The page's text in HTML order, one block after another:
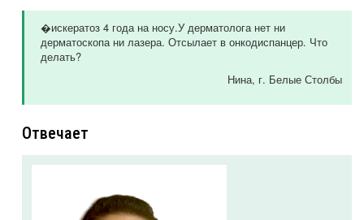
�искератоз 4 года на носу.У дерматолога нет ни
дерматоскопа ни лазера. Отсылает в онкодиспанцер. Что
делать?
Нина, г. Белые Столбы
Отвечает